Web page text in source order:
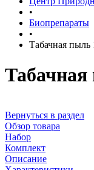
•
Биопрепараты
•
Табачная
Вернуться в раздел
Обзор товара
Набор
Комплект
Описание